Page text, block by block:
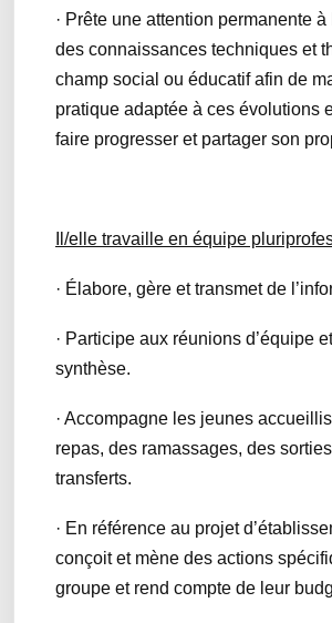
· Prête une attention permanente à
des connaissances techniques et
champ social ou éducatif afin de
pratique adaptée à ces évolutions
faire progresser et partager son
Il/elle travaille en équipe
· Élabore, gère et transmet de
· Participe aux réunions d’équipe
synthèse.
· Accompagne les jeunes
repas, des ramassages, des
transferts.
· En référence au projet
conçoit et mène des actions
groupe et rend compte de leur